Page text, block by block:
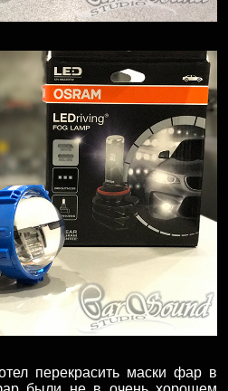
перекрасить маски фар в